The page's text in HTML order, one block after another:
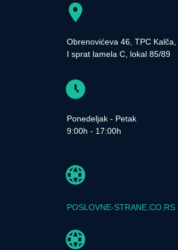
Obrenovićeva 46, TPC Kalča,
I sprat lamela C, lokal 85/89
Ponedeljak - Petak
9:00h - 17:00h
POSLOVNE-STRANE.CO.RS